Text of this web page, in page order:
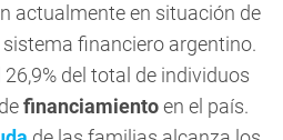
actualmente en situación de
financiero argentino.
del total de individuos
financiamientoen el país.